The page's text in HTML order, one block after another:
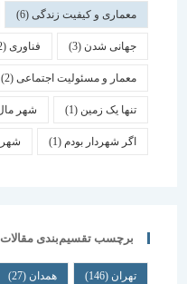
معماری و کیفیت زندگی(6)
جهانی شدن(3) فناوری (2)
معمار و مسئولیت اجتماعی (2)
تنها یک زمین(1) شهر مال من
اگر شهردار بودم (1) شهر به چه
برچسب تقسیم‌بندی مقالات
همدان